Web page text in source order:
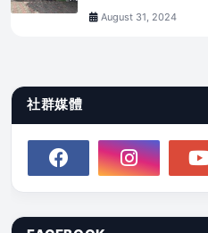
August 31, 2024
社群媒體